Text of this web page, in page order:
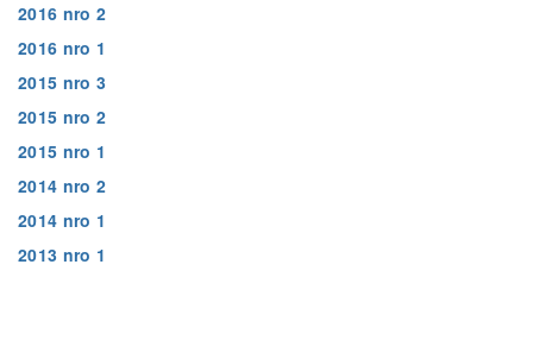
2016 nro 2
2016 nro 1
2015 nro 3
2015 nro 2
2015 nro 1
2014 nro 2
2014 nro 1
2013 nro 1